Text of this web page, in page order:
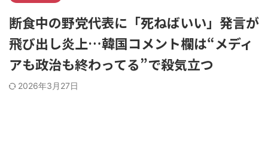
断食中の野党代表に「死ねばいい」発言が
飛び出し炎上…韓国コメント欄は“メディ
アも政治も終わってる”で殺気立つ
2026年3月27日